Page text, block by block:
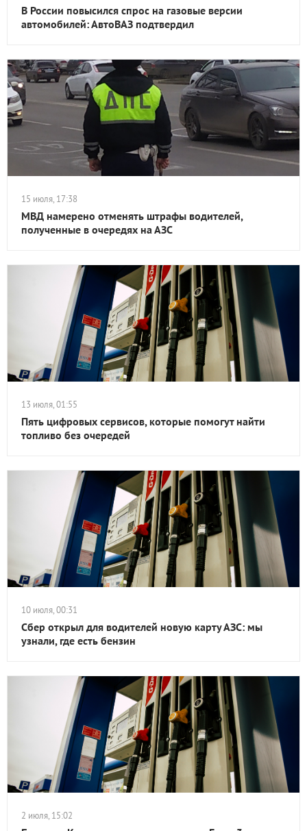
В России повысился спрос на газовые версии
автомобилей: АвтоВАЗ подтвердил
15 июля, 17:38
МВД намерено отменять штрафы водителей,
полученные в очередях на АЗС
13 июля, 01:55
Пять цифровых сервисов, которые помогут найти
топливо без очередей
10 июля, 00:31
Сбер открыл для водителей новую карту АЗС: мы
узнали, где есть бензин
2 июля, 15:02